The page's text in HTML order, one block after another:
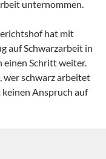
unternommen.
hat mit
auf Schwarzarbeit in
einen Schritt weiter.
wer schwarz arbeitet
Anspruch auf